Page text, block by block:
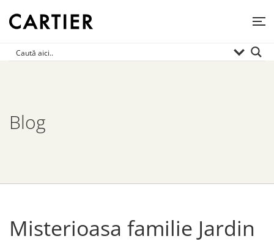
Blog
Misterioasa familie Jardin